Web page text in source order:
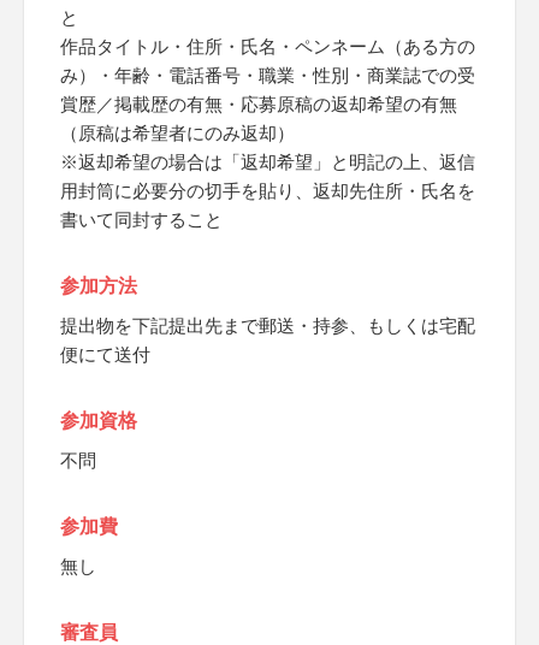
と
作品タイトル・住所・氏名・ペンネーム（ある方の
み）・年齢・電話番号・職業・性別・商業誌での受
賞歴／掲載歴の有無・応募原稿の返却希望の有無
（原稿は希望者にのみ返却）
※返却希望の場合は「返却希望」と明記の上、返信
用封筒に必要分の切手を貼り、返却先住所・氏名を
書いて同封すること
参加方法
提出物を下記提出先まで郵送・持参、もしくは宅配
便にて送付
参加資格
不問
参加費
無し
審査員